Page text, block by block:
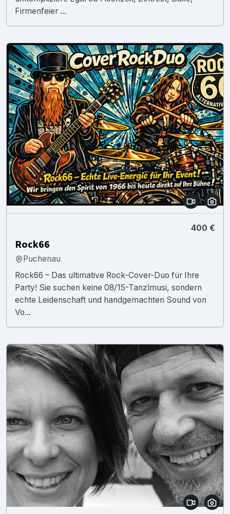
Firmenfeier ...
400 €
Rock66
Puchenau
Rock66 – Das ultimative Rock-Cover-Duo für Ihre
Party! Sie suchen keine 08/15-Tanzlmusi, sondern
echte Leidenschaft und handgemachten Sound von
Vo...